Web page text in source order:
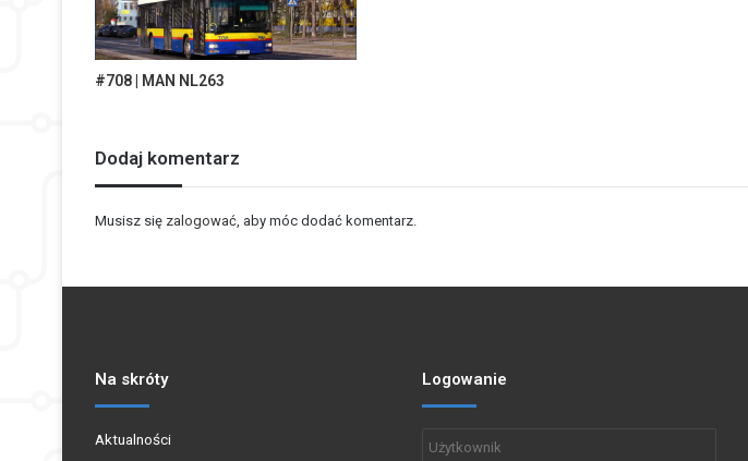
#708 | MAN NL263
Dodaj komentarz
Musisz się zalogować , aby móc dodać komentarz.
Na skróty
Aktualności
Logowanie